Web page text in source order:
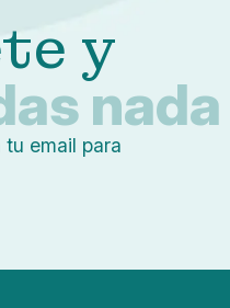
y
nada
email para